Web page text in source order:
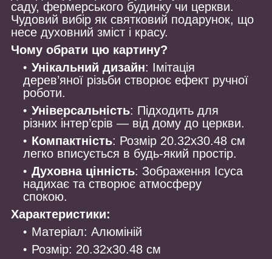
саду, фермерського будинку чи церкви.
Чудовий вибір як святковий подарунок, що
несе духовний зміст і красу.
Чому обрати цю картину?
Унікальний дизайн: Імітація
дерев’яної різьби створює ефект ручної
роботи.
Універсальність: Підходить для
різних інтер’єрів — від дому до церкви.
Компактність: Розмір 20.32x30.48 см
легко вписується в будь-який простір.
Духовна цінність: Зображення Ісуса
надихає та створює атмосферу
спокою.
Характеристики:
Матеріал: Алюміній
Розмір: 20.32x30.48 см